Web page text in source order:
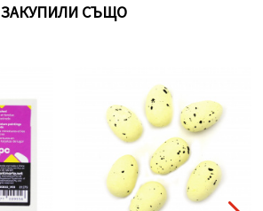
ЗАКУПИЛИ СЪЩО